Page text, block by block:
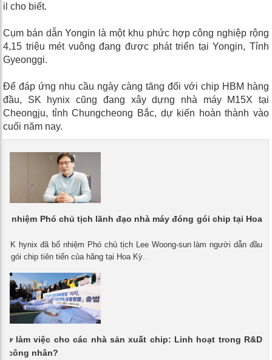
il cho biết.
Cụm bán dẫn Yongin là một khu phức hợp công nghiệp rộng
4,15 triệu mét vuông đang được phát triển tại Yongin, Tỉnh
Gyeonggi.
Để đáp ứng nhu cầu ngày càng tăng đối với chip HBM hàng
đầu, SK hynix cũng đang xây dựng nhà máy M15X tại
Cheongju, tỉnh Chungcheong Bắc, dự kiến ​​hoàn thành vào
cuối năm nay.
nhiệm Phó chủ tịch lãnh đạo nhà máy đóng gói chip tại Hoa
SK hynix đã bổ nhiệm Phó chủ tịch Lee Woong-sun làm người dẫn đầu
gói chip tiên tiến của hãng tại Hoa Kỳ.
làm việc cho các nhà sản xuất chip: Linh hoạt trong R&D
công nhân?